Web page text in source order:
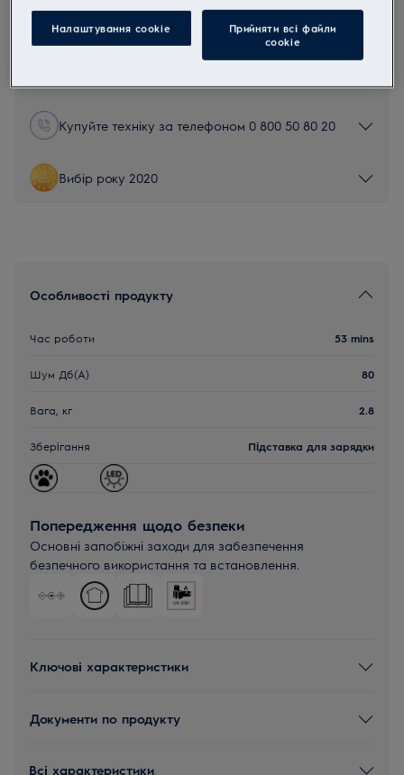
наведені в посібнику користувача. Для безпечного
користувача.
Купуйте техніку за телефоном 0 800 50 80 20
Вибір року 2020
Особливості продукту
Час роботи 53 mins
Шум Дб(A) 80
Вага, кг 2.8
Зберігання Підставка для зарядки
Попередження щодо безпеки
Основні запобіжні заходи для забезпечення
безпечного використання та встановлення.
Ключові характеристики
Документи по продукту
Всі характеристики
Налаштування cookie
Прийняти всі файли
сookie